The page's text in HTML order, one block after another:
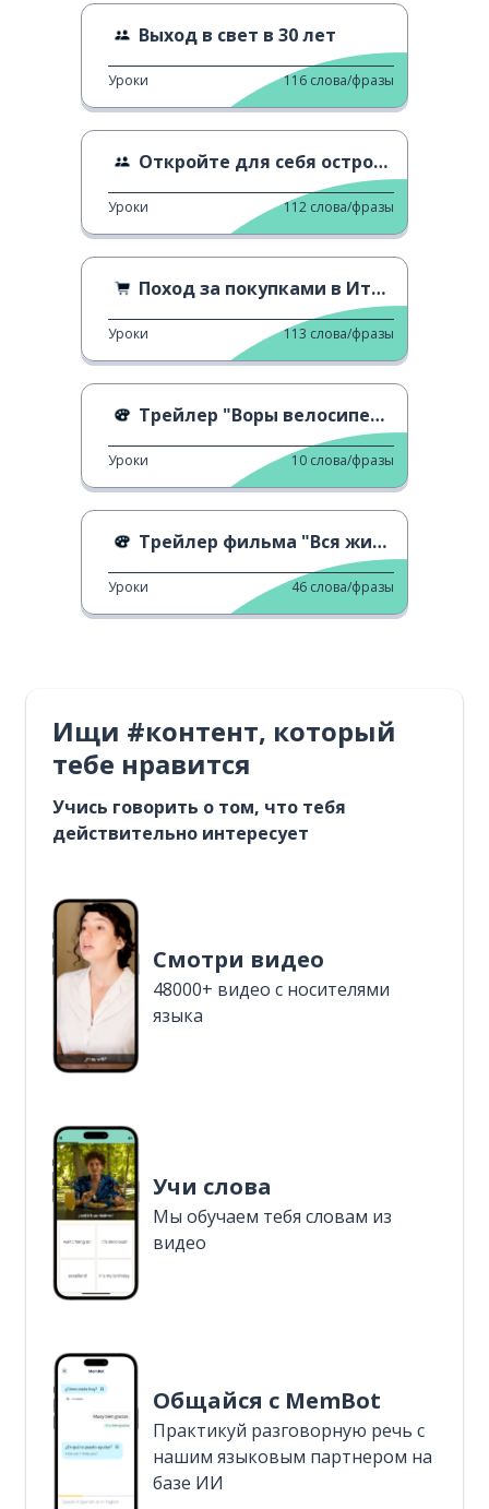
Выход в свет в 30 лет
Уроки 116 слова/фразы
Откройте для себя остров Монте-Изола
Уроки 112 слова/фразы
Поход за покупками в Италии
Уроки 113 слова/фразы
Трейлер "Воры велосипедов"
Уроки 10 слова/фразы
Трейлер фильма "Вся жизнь впереди"
Уроки 46 слова/фразы
Ищи #контент, который
тебе нравится
Учись говорить о том, что тебя
действительно интересует
Смотри видео
48000+ видео с носителями
языка
Учи слова
Мы обучаем тебя словам из
видео
Общайся с MemBot
Практикуй разговорную речь с
нашим языковым партнером на
базе ИИ